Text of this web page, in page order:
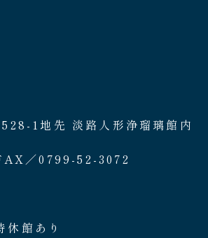
1地先 淡路人形浄瑠璃館内
／0799-52-3072
館あり